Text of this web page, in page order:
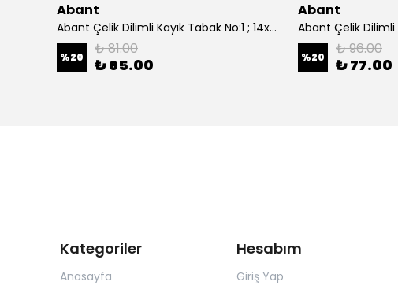
Abant
Abant Çelik Dilimli Kayık Tabak No:1 ; 14x21 cm.
%20 ₺ 81.00
₺ 65.00
Abant
%20 ₺ 96.00
₺ 77.00
Kategoriler
Anasayfa
Hesabım
Giriş Yap